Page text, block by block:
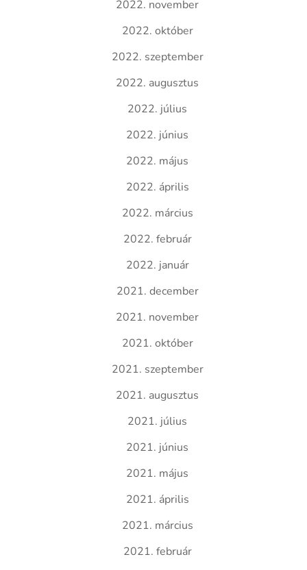
2022. november
2022. október
2022. szeptember
2022. augusztus
2022. július
2022. június
2022. május
2022. április
2022. március
2022. február
2022. január
2021. december
2021. november
2021. október
2021. szeptember
2021. augusztus
2021. július
2021. június
2021. május
2021. április
2021. március
2021. február